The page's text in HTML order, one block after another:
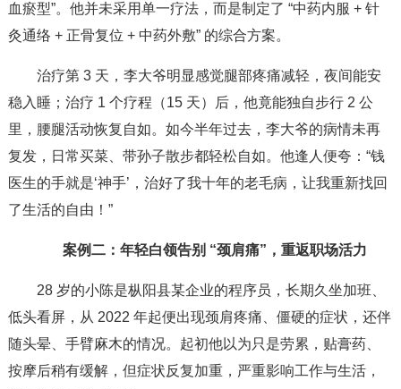
血瘀型”。他并未采用单一疗法，而是制定了 “中药内服 + 针
灸通络 + 正骨复位 + 中药外敷” 的综合方案。
治疗第 3 天，李大爷明显感觉腿部疼痛减轻，夜间能安
稳入睡；治疗 1 个疗程（15 天）后，他竟能独自步行 2 公
里，腰腿活动恢复自如。如今半年过去，李大爷的病情未再
复发，日常买菜、带孙子散步都轻松自如。他逢人便夸：“钱
医生的手就是‘神手’，治好了我十年的老毛病，让我重新找回
了生活的自由！”
案例二：年轻白领告别 “颈肩痛”，重返职场活力
28 岁的小陈是枞阳县某企业的程序员，长期久坐加班、
低头看屏，从 2022 年起便出现颈肩疼痛、僵硬的症状，还伴
随头晕、手臂麻木的情况。起初他以为只是劳累，贴膏药、
按摩后稍有缓解，但症状反复加重，严重影响工作与生活，